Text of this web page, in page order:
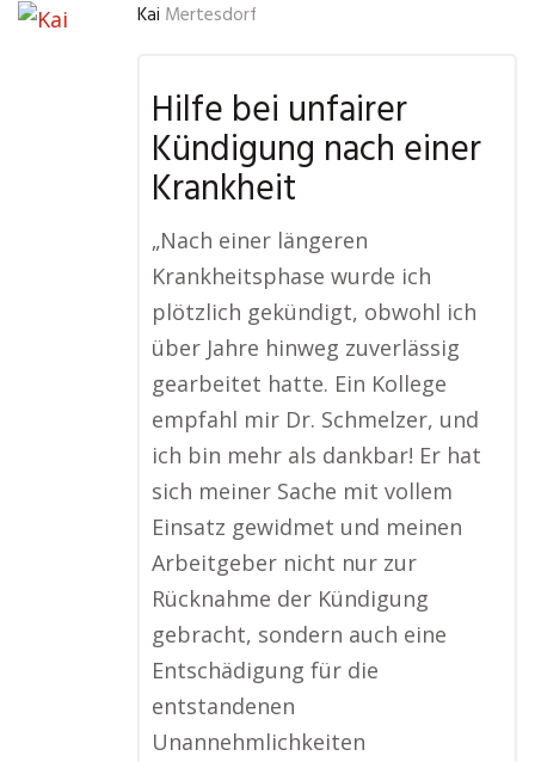
Kai Mertesdorf
Hilfe bei unfairer
Kündigung nach einer
Krankheit
„Nach einer längeren
Krankheitsphase wurde ich
plötzlich gekündigt, obwohl ich
über Jahre hinweg zuverlässig
gearbeitet hatte. Ein Kollege
empfahl mir Dr. Schmelzer, und
ich bin mehr als dankbar! Er hat
sich meiner Sache mit vollem
Einsatz gewidmet und meinen
Arbeitgeber nicht nur zur
Rücknahme der Kündigung
gebracht, sondern auch eine
Entschädigung für die
entstandenen
Unannehmlichkeiten